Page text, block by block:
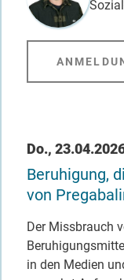
Datum /
Do.,
Beruhigung,
von
Der Missbrauch
in den Medien